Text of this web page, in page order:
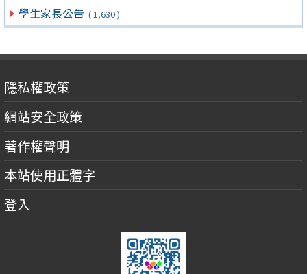
學生家長公告 ( 1,630 )
隱私權政策
網站安全政策
著作權聲明
本站使用正體字
登入